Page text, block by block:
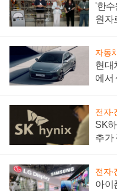
'한수
원자
자동
현대
에서
전자·
SK
추가
전자·
아이